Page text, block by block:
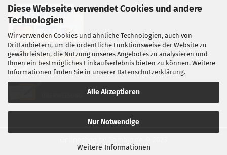
Diese Webseite verwendet Cookies und andere
Technologien
Wir verwenden Cookies und ähnliche Technologien, auch von
Drittanbietern, um die ordentliche Funktionsweise der Website zu
gewährleisten, die Nutzung unseres Angebotes zu analysieren und
Ihnen ein bestmögliches Einkaufserlebnis bieten zu können. Weitere
Informationen finden Sie in unserer Datenschutzerklärung.
Alle Akzeptieren
Nur Notwendige
Weitere Informationen